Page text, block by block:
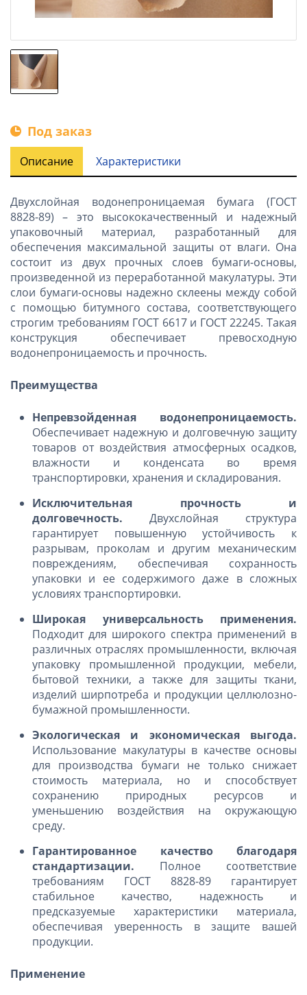
Под заказ
Описание Характеристики
Двухслойная водонепроницаемая бумага (ГОСТ
8828-89) – это высококачественный и надежный
упаковочный материал, разработанный для
обеспечения максимальной защиты от влаги. Она
состоит из двух прочных слоев бумаги-основы,
произведенной из переработанной макулатуры. Эти
слои бумаги-основы надежно склеены между собой
с помощью битумного состава, соответствующего
строгим требованиям ГОСТ 6617 и ГОСТ 22245. Такая
конструкция обеспечивает превосходную
водонепроницаемость и прочность.
Преимущества
Непревзойденная водонепроницаемость.
Обеспечивает надежную и долговечную защиту
товаров от воздействия атмосферных осадков,
влажности и конденсата во время
транспортировки, хранения и складирования.
Исключительная прочность и
долговечность. Двухслойная структура
гарантирует повышенную устойчивость к
разрывам, проколам и другим механическим
повреждениям, обеспечивая сохранность
упаковки и ее содержимого даже в сложных
условиях транспортировки.
Широкая универсальность применения.
Подходит для широкого спектра применений в
различных отраслях промышленности, включая
упаковку промышленной продукции, мебели,
бытовой техники, а также для защиты ткани,
изделий ширпотреба и продукции целлюлозно-
бумажной промышленности.
Экологическая и экономическая выгода.
Использование макулатуры в качестве основы
для производства бумаги не только снижает
стоимость материала, но и способствует
сохранению природных ресурсов и
уменьшению воздействия на окружающую
среду.
Гарантированное качество благодаря
стандартизации. Полное соответствие
требованиям ГОСТ 8828-89 гарантирует
стабильное качество, надежность и
предсказуемые характеристики материала,
обеспечивая уверенность в защите вашей
продукции.
Применение